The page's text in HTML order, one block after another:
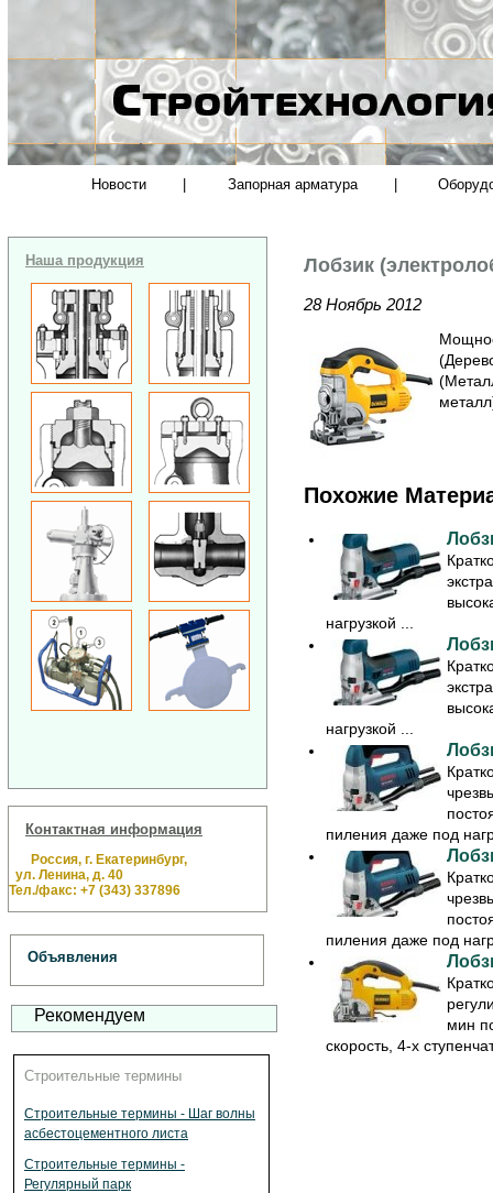
Новости Запорная арматура
Наша продукция
Контактная информация
Россия, г. Екатеринбург,
ул. Ленина, д. 40
Тел./факс: +7 (343) 337896
Объявления
Рекомендуем
Строительные термины
Строительные термины - Шаг волны
асбестоцементного листа
Строительные термины -
Регулярный парк
Лобзик
28 Ноябрь 2012
Похожие
нагрузкой ...
нагрузкой ...
пиления даже под
пиления даже под
мин
скорость, 4-х